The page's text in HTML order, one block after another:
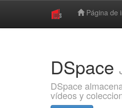
Página de
DSpace
DSpace
vídeos y